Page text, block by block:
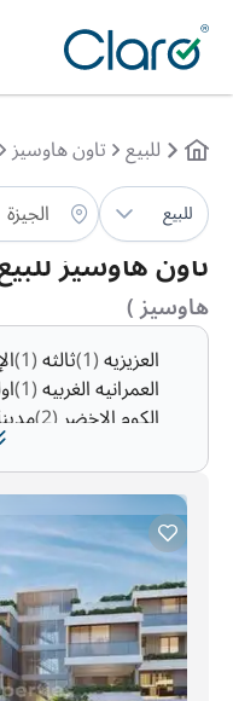
للبيع تاون هاوسيز
للبيع
تاون هاوسيز
هاوسيز )
الترتيب:تلقائي
العزيزيه(1) ثالثه(1)
العمرانيه الغربيه(1)
الكوم الاخضر (2)
قريه أبو
ارض الجمعيه 6 اكتوبر سابقا
عزبه والى(8) اولى(8)
ليفيلز باي ديونز(13)
المنطقة ح (14)
فاي سوديك(148)
قريه أبو رواش(367)
حدائق اكتوبر(2740)
نيو زايد(7152)